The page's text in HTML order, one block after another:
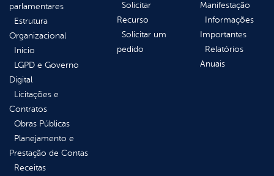
parlamentares
Estrutura
Organizacional
Inicio
LGPD e Governo
Digital
Licitações e
Contratos
Obras Públicas
Planejamento e
Prestação de Contas
Receitas
Solicitar
Recurso
Solicitar um
pedido
Manifestação
Informações
Importantes
Relatórios
Anuais